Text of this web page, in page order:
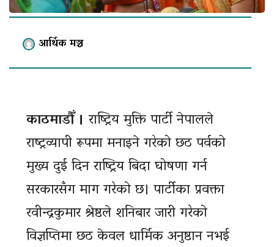
आर्थिक मञ्च
काठमाडौँ ।राष्ट्रिय मुक्ति पार्टी नेपालले
राष्ट्रव्यापी रूपमा मनाइने गरेको छठ पर्वको
मुख्य दुई दिन राष्ट्रिय बिदा घोषणा गर्न
सरकारसँग माग गरेको छ। पार्टीका प्रवक्ता
रवीन्द्रकुमार श्रेष्ठले शनिबार जारी गरेको
विज्ञप्तिमा छठ केवल धार्मिक अनुष्ठान नभई